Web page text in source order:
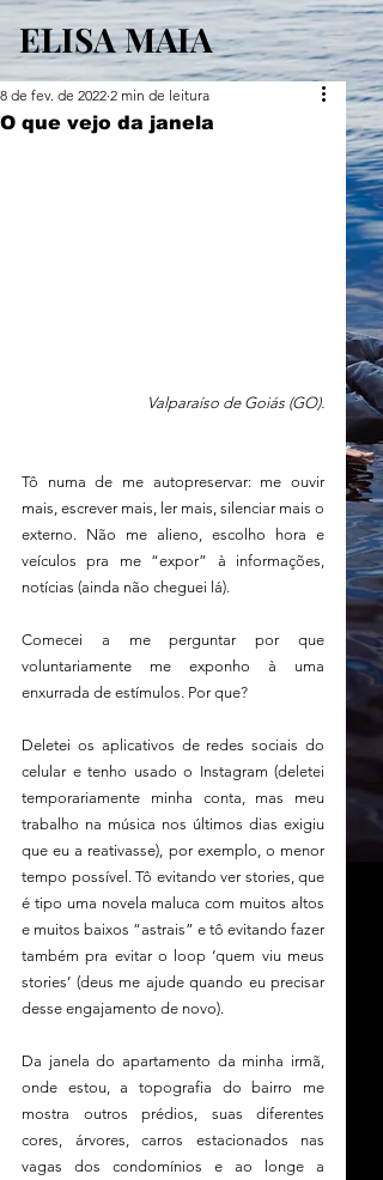
ELISA MAIA
O que vejo da janela
8 de fev. de 2022 2 min de leitura
Valparaíso de Goiás (GO).
Tô numa de me autopreservar: me ouvir
mais, escrever mais, ler mais, silenciar mais o
externo. Não me alieno, escolho hora e
veículos pra me “expor” à informações,
notícias (ainda não cheguei lá).
Comecei a me perguntar por que
voluntariamente me exponho à uma
enxurrada de estímulos. Por que?
Deletei os aplicativos de redes sociais do
celular e tenho usado o Instagram (deletei
temporariamente minha conta, mas meu
trabalho na música nos últimos dias exigiu
que eu a reativasse), por exemplo, o menor
tempo possível. Tô evitando ver stories, que
é tipo uma novela maluca com muitos altos
e muitos baixos “astrais” e tô evitando fazer
também pra evitar o loop ‘quem viu meus
stories’ (deus me ajude quando eu precisar
desse engajamento de novo).
Da janela do apartamento da minha irmã,
onde estou, a topografia do bairro me
mostra outros prédios, suas diferentes
cores, árvores, carros estacionados nas
vagas dos condomínios e ao longe a